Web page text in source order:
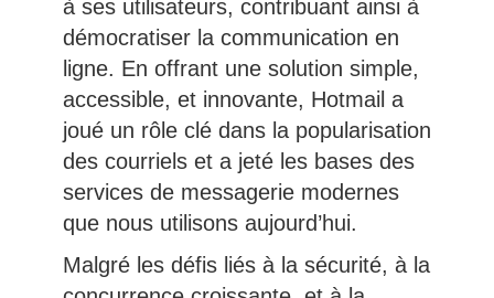
à ses utilisateurs, contribuant ainsi à
démocratiser la communication en
ligne. En offrant une solution simple,
accessible, et innovante, Hotmail a
joué un rôle clé dans la popularisation
des courriels et a jeté les bases des
services de messagerie modernes
que nous utilisons aujourd’hui.
Malgré les défis liés à la sécurité, à la